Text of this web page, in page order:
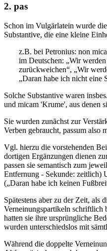
2. pas
Schon im Vulgärlatein wurde
Substantive, die eine kleine
z.B. bei Petronius: non
im Deutschen: „Wir
zurückweichen“, „Wir
„Daran habe ich nicht eine
Solche Substantive waren
und micam 'Krume', aus denen
Sie wurden zunächst zur
Verben gebraucht, passum also
Vgl. hierzu die vorstehenden
dortigen Ergänzungen dienen
passen sie semantisch zum
Entfernung - Sekunde: zeitlich)
(„Daran habe ich keinen
Spätestens aber zu der Zeit, als
Verneinungspartikeln schriftlich
hatten sie ihre ursprüngliche
wurden unterschiedslos mit
Während die doppelte